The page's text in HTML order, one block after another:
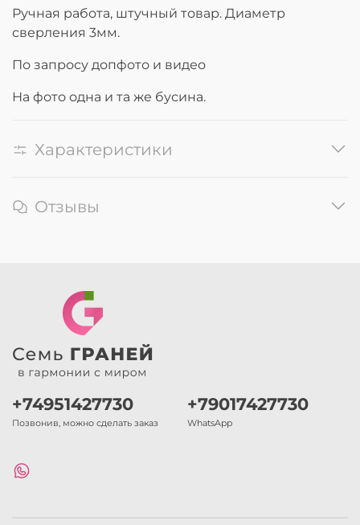
Ручная работа, штучный товар. Диаметр
сверления 3мм.
По запросу допфото и видео
На фото одна и та же бусина.
Характеристики
Отзывы
+74951427730
Позвонив, можно сделать заказ
+79017427730
WhatsApp